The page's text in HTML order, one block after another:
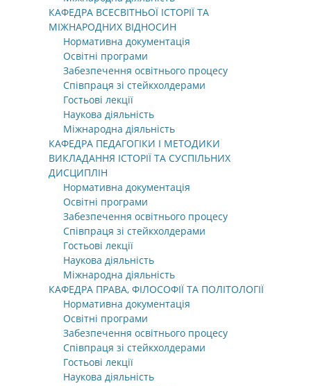
КАФЕДРА ВСЕСВІТНЬОЇ ІСТОРІЇ ТА
МІЖНАРОДНИХ ВІДНОСИН
Нормативна документація
Освітні програми
Забезпечення освітнього процесу
Співпраця зі стейкхолдерами
Гостьові лекції
Наукова діяльність
Міжнародна діяльність
КАФЕДРА ПЕДАГОГІКИ І МЕТОДИКИ
ВИКЛАДАННЯ ІСТОРІЇ ТА СУСПІЛЬНИХ
ДИСЦИПЛІН
Нормативна документація
Освітні програми
Забезпечення освітнього процесу
Співпраця зі стейкхолдерами
Гостьові лекції
Наукова діяльність
Міжнародна діяльність
КАФЕДРА ПРАВА, ФІЛОСОФІЇ ТА ПОЛІТОЛОГІЇ
Нормативна документація
Освітні програми
Забезпечення освітнього процесу
Співпраця зі стейкхолдерами
Гостьові лекції
Наукова діяльність